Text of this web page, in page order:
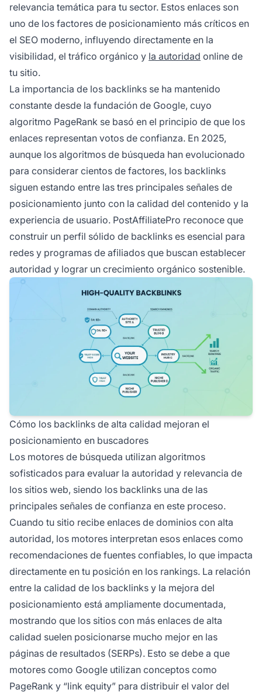
relevancia temática para tu sector. Estos enlaces son
uno de los factores de posicionamiento más críticos en
el SEO moderno, influyendo directamente en la
visibilidad, el tráfico orgánico y la autoridad online de
tu sitio.
La importancia de los backlinks se ha mantenido
constante desde la fundación de Google, cuyo
algoritmo PageRank se basó en el principio de que los
enlaces representan votos de confianza. En 2025,
aunque los algoritmos de búsqueda han evolucionado
para considerar cientos de factores, los backlinks
siguen estando entre las tres principales señales de
posicionamiento junto con la calidad del contenido y la
experiencia de usuario. PostAffiliatePro reconoce que
construir un perfil sólido de backlinks es esencial para
redes y programas de afiliados que buscan establecer
autoridad y lograr un crecimiento orgánico sostenible.
Cómo los backlinks de alta calidad mejoran el
posicionamiento en buscadores
Los motores de búsqueda utilizan algoritmos
sofisticados para evaluar la autoridad y relevancia de
los sitios web, siendo los backlinks una de las
principales señales de confianza en este proceso.
Cuando tu sitio recibe enlaces de dominios con alta
autoridad, los motores interpretan esos enlaces como
recomendaciones de fuentes confiables, lo que impacta
directamente en tu posición en los rankings. La relación
entre la calidad de los backlinks y la mejora del
posicionamiento está ampliamente documentada,
mostrando que los sitios con más enlaces de alta
calidad suelen posicionarse mucho mejor en las
páginas de resultados (SERPs). Esto se debe a que
motores como Google utilizan conceptos como
PageRank y “link equity” para distribuir el valor del